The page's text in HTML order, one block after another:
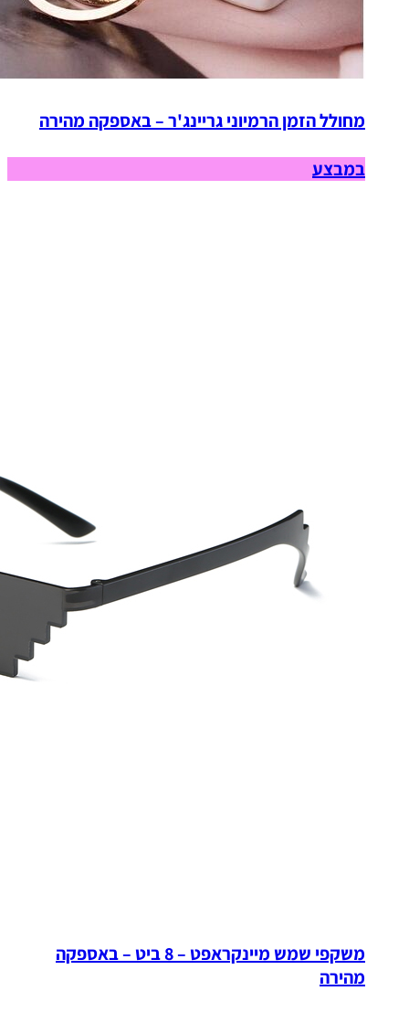
מחולל הזמן הרמיוני גריינג'ר – באספקה מהירה
במבצע
משקפי שמש מיינקראפט – 8 ביט – באספקה
מהירה